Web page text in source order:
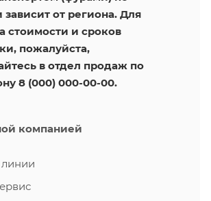
зависит от региона. Для
стоимости и сроков
пожалуйста,
в отдел продаж по
8 (000) 000-00-00.
компанией